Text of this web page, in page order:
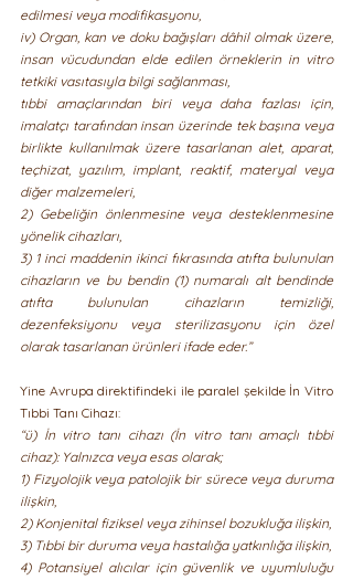
edilmesi veya modifikasyonu,
iv) Organ, kan ve doku bağışları dâhil olmak üzere,
insan vücudundan elde edilen örneklerin in vitro
tetkiki vasıtasıyla bilgi sağlanması,
tıbbi amaçlarından biri veya daha fazlası için,
imalatçı tarafından insan üzerinde tek başına veya
birlikte kullanılmak üzere tasarlanan alet, aparat,
teçhizat, yazılım, implant, reaktif, materyal veya
diğer malzemeleri,
2) Gebeliğin önlenmesine veya desteklenmesine
yönelik cihazları,
3) 1 inci maddenin ikinci fıkrasında atıfta bulunulan
cihazların ve bu bendin (1) numaralı alt bendinde
atıfta bulunulan cihazların temizliği,
dezenfeksiyonu veya sterilizasyonu için özel
olarak tasarlanan ürünleri ifade eder.”
Yine Avrupa direktifindeki ile paralel şekilde İn Vitro
Tıbbi Tanı Cihazı:
“ü) İn vitro tanı cihazı (İn vitro tanı amaçlı tıbbi
cihaz): Yalnızca veya esas olarak;
1) Fizyolojik veya patolojik bir sürece veya duruma
ilişkin,
2) Konjenital fiziksel veya zihinsel bozukluğa ilişkin,
3) Tıbbi bir duruma veya hastalığa yatkınlığa ilişkin,
4) Potansiyel alıcılar için güvenlik ve uyumluluğu